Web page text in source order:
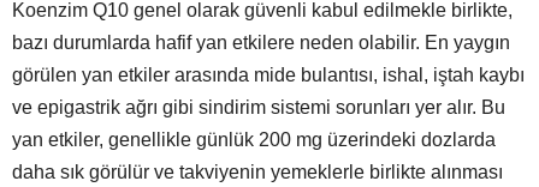
Koenzim Q10 genel olarak güvenli kabul edilmekle birlikte,
bazı durumlarda hafif yan etkilere neden olabilir. En yaygın
görülen yan etkiler arasında mide bulantısı, ishal, iştah kaybı
ve epigastrik ağrı gibi sindirim sistemi sorunları yer alır. Bu
yan etkiler, genellikle günlük 200 mg üzerindeki dozlarda
daha sık görülür ve takviyenin yemeklerle birlikte alınması